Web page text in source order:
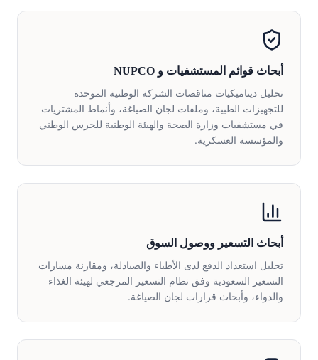
أبحاث قوائم المستشفيات و NUPCO
تحليل ديناميكيات مناقصات الشركة الوطنية الموحدة
للتجهيزات الطبية، وملفات لجان الصياغة، وأنماط المشتريات
في مستشفيات وزارة الصحة والهيئة الوطنية للحرس الوطني
والمؤسسة العسكرية.
أبحاث التسعير ووصول السوق
تحليل استعداد الدفع لدى الأطباء والصيادلة، ومقارنة مسارات
التسعير السعودية وفق نظام التسعير المرجعي لهيئة الغذاء
والدواء، وأبحاث قرارات لجان الصياغة.